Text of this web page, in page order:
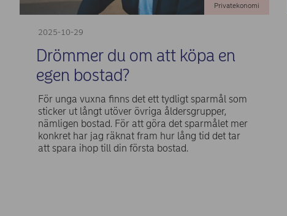
2025-10-29
Privatekonomi
Drömmer du om att köpa en
egen bostad?
För unga vuxna finns det ett tydligt sparmål som
sticker ut långt utöver övriga åldersgrupper,
nämligen bostad. För att göra det sparmålet mer
konkret har jag räknat fram hur lång tid det tar
att spara ihop till din första bostad.